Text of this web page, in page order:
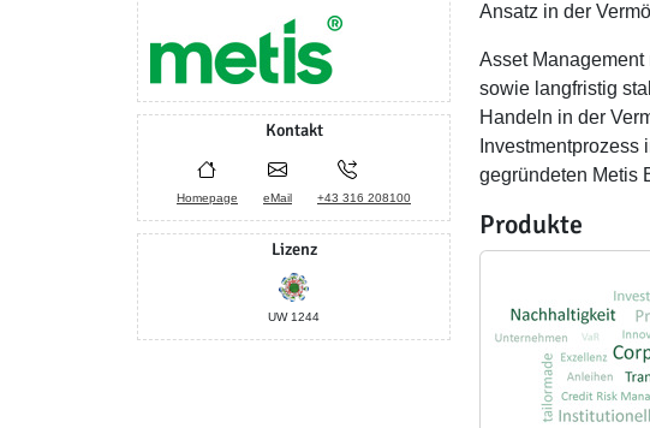
Kontakt
Homepage eMail +43 316 208100
Lizenz
UW 1244
Ansatz in der
Asset
sowie langfristig
Handeln in der
gegründeten Metis
Produkte